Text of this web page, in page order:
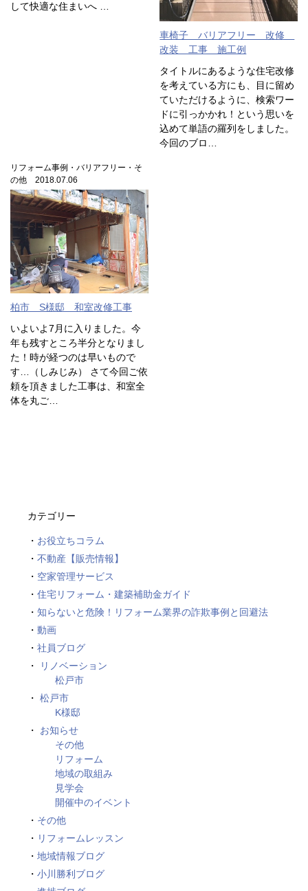
して快適な住まいへ …
車椅子 バリアフリー 改修
改装 工事 施工例
タイトルにあるような住宅改修
を考えている方にも、目に留め
ていただけるように、検索ワー
ドに引っかかれ！という思いを
込めて単語の羅列をしました。
今回のブロ…
リフォーム事例・バリアフリー・そ
の他 2018.07.06
柏市 S様邸 和室改修工事
いよいよ7月に入りました。今
年も残すところ半分となりまし
た！時が経つのは早いもので
す…（しみじみ） さて今回ご依
頼を頂きました工事は、和室全
体を丸ご…
カテゴリー
お役立ちコラム
不動産【販売情報】
空家管理サービス
住宅リフォーム・建築補助金ガイド
知らないと危険！リフォーム業界の詐欺事例と回避法
動画
社員ブログ
リノベーション
松戸市
松戸市
K様邸
お知らせ
その他
リフォーム
地域の取組み
見学会
開催中のイベント
その他
リフォームレッスン
地域情報ブログ
小川勝利ブログ